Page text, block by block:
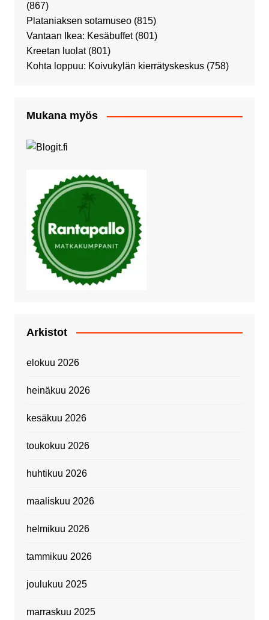
(867)
Plataniaksen sotamuseo (815)
Vantaan Ikea: Kesäbuffet (801)
Kreetan luolat (801)
Kohta loppuu: Koivukylän kierrätyskeskus (758)
Mukana myös
Arkistot
elokuu 2026
heinäkuu 2026
kesäkuu 2026
toukokuu 2026
huhtikuu 2026
maaliskuu 2026
helmikuu 2026
tammikuu 2026
joulukuu 2025
marraskuu 2025